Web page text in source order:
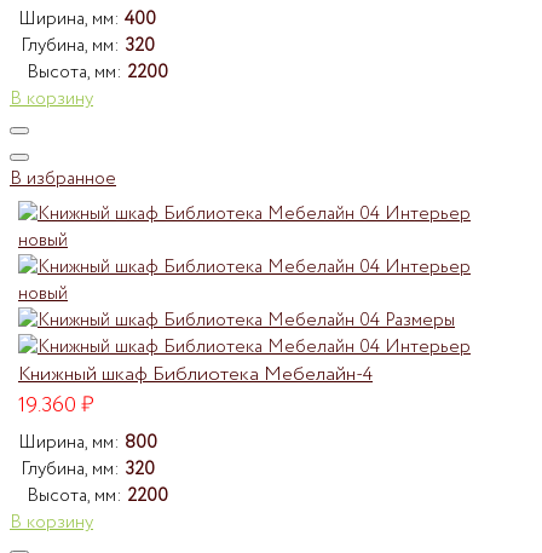
Ширина, мм: 400
Глубина, мм: 320
Высота, мм: 2200
В корзину
В избранное
Книжный шкаф Библиотека Мебелайн-4
19.360₽
Ширина, мм: 800
Глубина, мм: 320
Высота, мм: 2200
В корзину